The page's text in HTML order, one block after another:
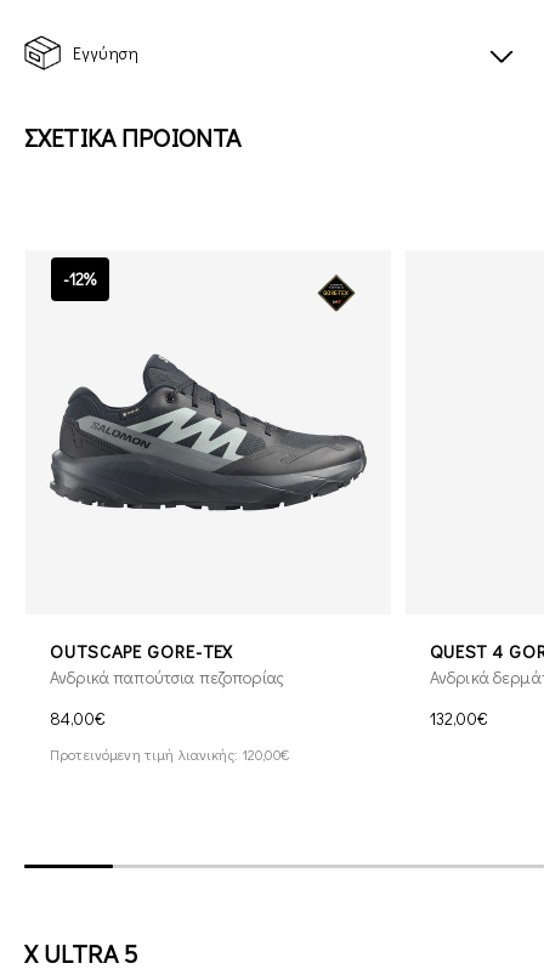
Εγγύηση
ΣΧΕΤΙΚΑ ΠΡΟΙΟΝΤΑ
-12%
OUTSCAPE GORE-TEX
Ανδρικά παπούτσια πεζοπορίας
84,00€
Προτεινόμενη τιμή λιανικής: 120,00€
QUEST 4
Ανδρικά
132,00€
X ULTRA 5